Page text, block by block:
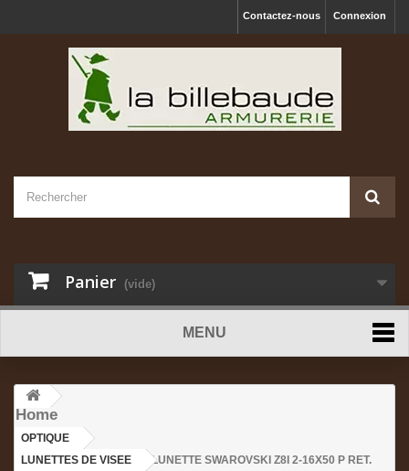
Connexion
Contactez-nous
Panier (vide)
MENU
Home
OPTIQUE
LUNETTES DE VISEE
>LUNETTE SWAROVSKI Z8I 2-16X50 P RET.